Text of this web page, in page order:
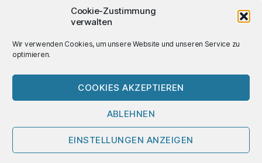
Cookie-Zustimmung
verwalten
Wir verwenden Cookies, um unsere Website und unseren Service zu
optimieren.
COOKIES AKZEPTIEREN
ABLEHNEN
EINSTELLUNGEN ANZEIGEN
Ulrich Würdemannist sofern nicht
anders angegeben lizenziert unter einer
Creative
Lizenz.